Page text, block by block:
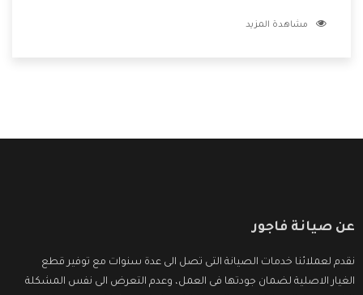
الشركة بها والتى تكون منها خدمة الصيانة التى تكون من أهم
مشاهدة المزيد
عن صيانة فاجور
نقدم لعملائنا خدمات الصيانة التى تصل الى عدة سنوات مع توفير قطع
الغيار الاصلية لضمان جودتها فى العمل، وعدم التعرض الى نفس المشكلة